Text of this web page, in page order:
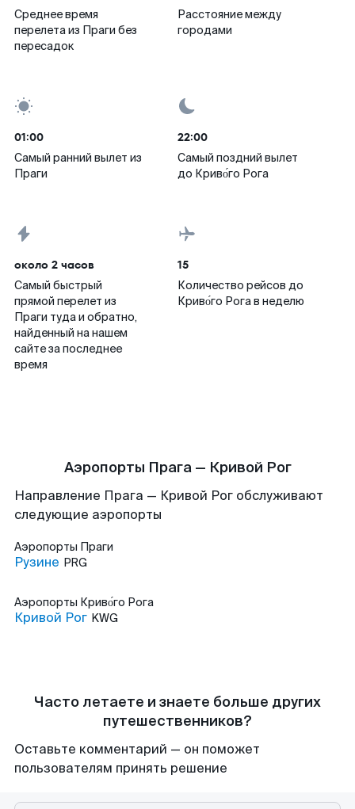
Среднее время
перелета из Праги без
пересадок
Расстояние между
городами
01:00
Самый ранний вылет из
Праги
22:00
Самый поздний вылет
до Криво́го Рога
около 2 часов
Самый быстрый
прямой перелет из
Праги туда и обратно,
найденный на нашем
сайте за последнее
время
15
Количество рейсов до
Криво́го Рога в неделю
Аэропорты Прага — Кривой Рог
Направление Прага — Кривой Рог обслуживают
следующие аэропорты
Аэропорты Праги
Рузине PRG
Аэропорты Криво́го Рога
Кривой Рог KWG
Часто летаете и знаете больше других
путешественников?
Оставьте комментарий — он поможет
пользователям принять решение